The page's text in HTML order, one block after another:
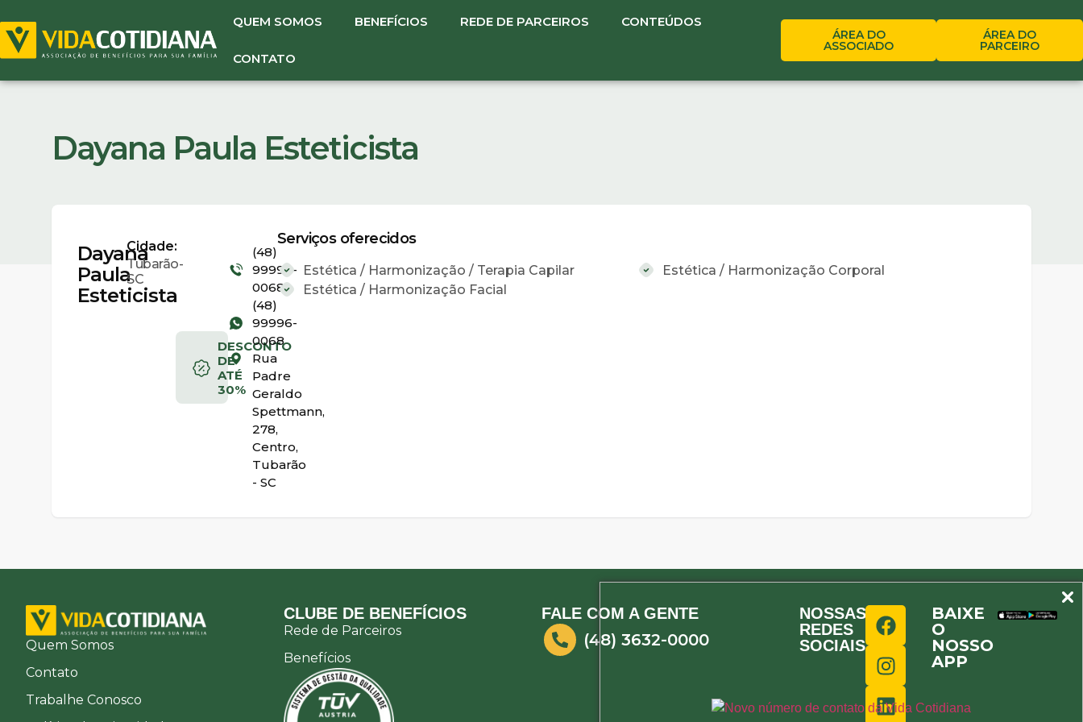
QUEM SOMOS BENEFÍCIOS REDE DE PARCEIROS CONTEÚDOS
CONTATO
ÁREA DO
ASSOCIADO
ÁREA DO
PARCEIRO
Dayana Paula Esteticista
Dayana
Paula
Esteticista
Cidade:
Tubarão-
SC
DESCONTO
DE
ATÉ
30%
(48)
99996-
0068
(48)
99996-
0068
Rua
Padre
Geraldo
Spettmann,
278,
Centro,
Tubarão
- SC
Serviços oferecidos
Estética / Harmonização / Terapia Capilar
Estética / Harmonização Corporal
Estética / Harmonização Facial
Quem Somos
Contato
Trabalhe Conosco
CLUBE DE BENEFÍCIOS
Rede de Parceiros
Benefícios
FALE COM A GENTE
(48) 3632-0000
NOSSAS
REDES
SOCIAIS
BAIXE
O
NOSSO
APP